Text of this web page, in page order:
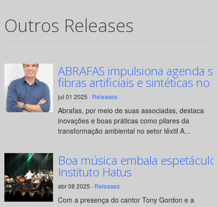
Outros Releases
ABRAFAS impulsiona agenda
fibras artificiais e sintéticas no
jul 01 2025 · Releases
Abrafas, por meio de suas associadas, destaca
inovações e boas práticas como pilares da
transformação ambiental no setor têxtil A...
Boa música embala
Instituto Hatus
abr 08 2025 · Releases
Com a presença do cantor Tony Gordon e a